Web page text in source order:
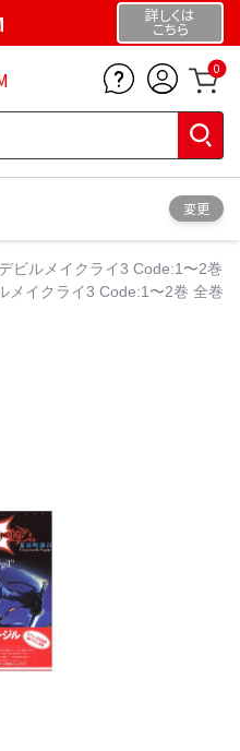
詳しくは
こちら
0
変更
ビルメイクライ3 Code:1〜2巻
メイクライ3 Code:1〜2巻 全巻